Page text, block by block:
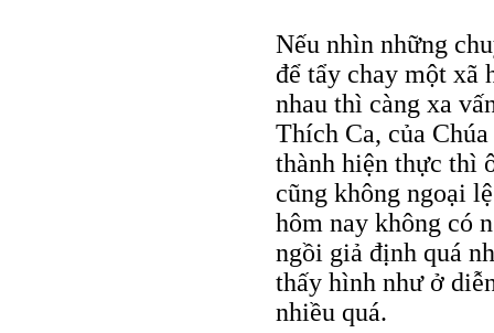
Nếu nhìn những
để tẩy chay một xã
nhau thì càng xa
Thích Ca, của
thành hiện thực thì
cũng không ngoại
hôm nay không có
ngồi giả định quá
thấy hình như ở
nhiều quá.